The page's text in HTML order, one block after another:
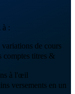
à :
de cours
comptes titres &
à l'œil
versements en un